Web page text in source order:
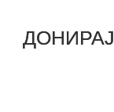
ДОНИРАЈ
ДОНИРАЈ
ДОНИРАЈ